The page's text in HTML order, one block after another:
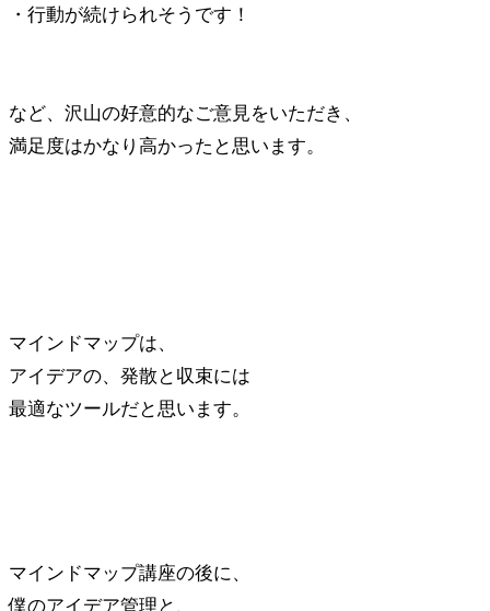
・行動が続けられそうです！
など、沢山の好意的なご意見をいただき、
満足度はかなり高かったと思います。
マインドマップは、
アイデアの、発散と収束には
最適なツールだと思います。
マインドマップ講座の後に、
僕のアイデア管理と、